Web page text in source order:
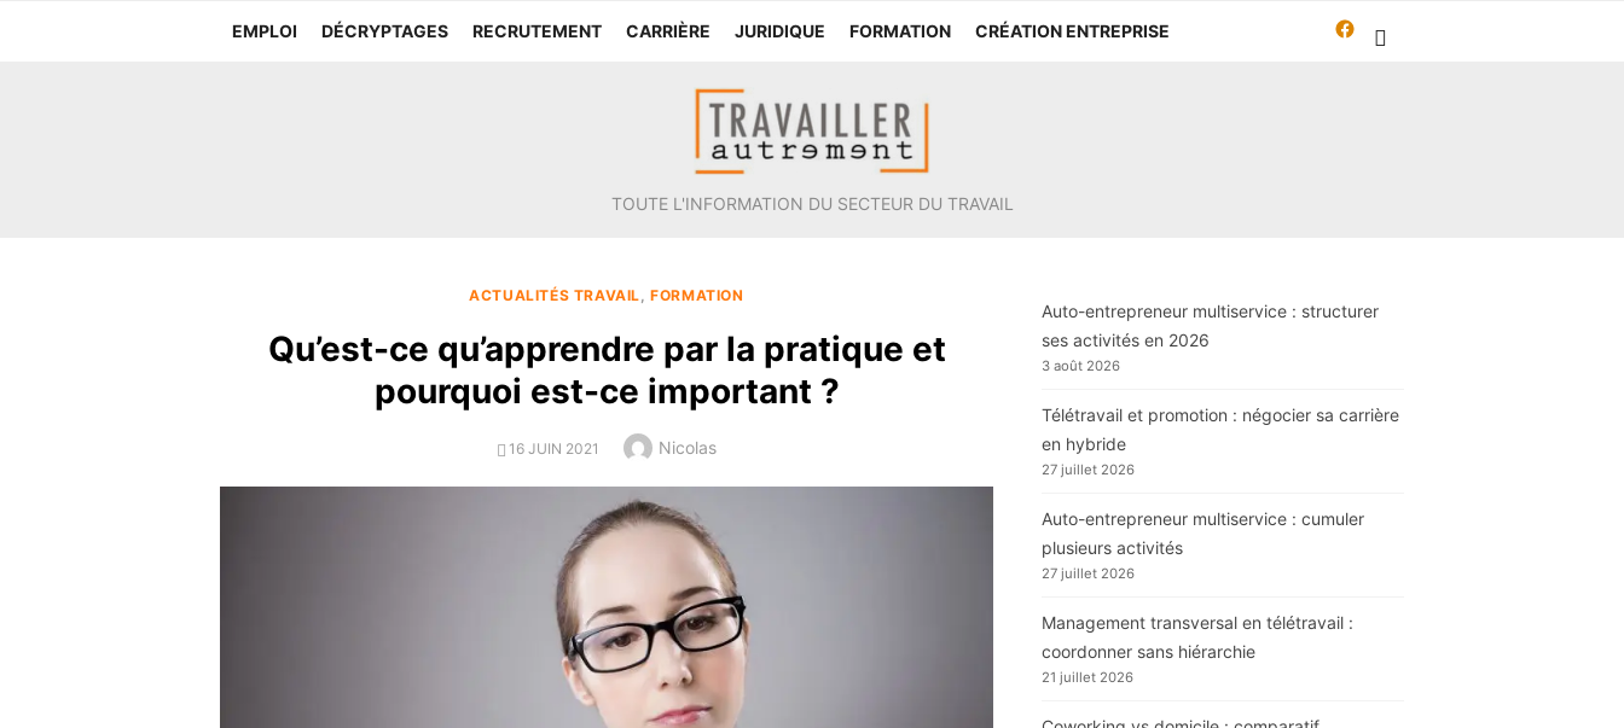
EMPLOI DÉCRYPTAGES RECRUTEMENT CARRIÈRE JURIDIQUE FORMATION CRÉATION ENTREPRISE
Travailleur-
TOUTE L'INFORMATION DU SECTEUR DU TRAVAIL
ACTUALITÉS TRAVAIL,FORMATION
Qu’est-ce qu’apprendre par la pratique et
pourquoi est-ce important ?
POSTED
16 JUIN 2021 Author
Nicolas
Auto-entrepreneur multiservice : structurer
ses activités en 2026
3 août 2026
Télétravail et promotion : négocier sa carrière
en hybride
27 juillet 2026
Auto-entrepreneur multiservice : cumuler
plusieurs activités
27 juillet 2026
Management transversal en télétravail :
coordonner sans hiérarchie
21 juillet 2026